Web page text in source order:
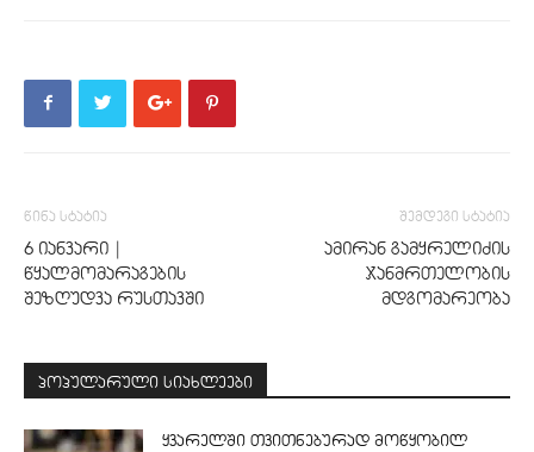
წინა სტატია
6 იანვარი |
წყალმომარაგების
შეზღუდვა რუსთავში
შემდეგი სტატია
ამირან გამყრელიძის
ჯანმრთელობის
მდგომარეობა
პოპულარული სიახლეები
ყვარელში თვითნებურად მოწყობილ